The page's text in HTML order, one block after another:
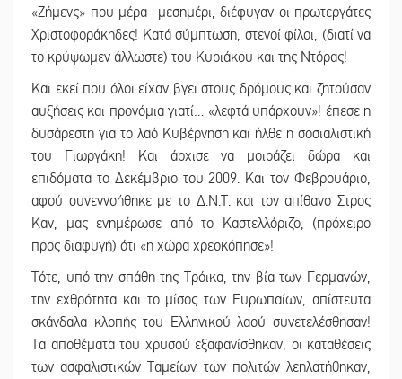
«Ζήμενς» που μέρα- μεσημέρι, διέφυγαν οι πρωτεργάτες
Χριστοφοράκηδες! Κατά σύμπτωση, στενοί φίλοι, (διατί να
το κρύψωμεν άλλωστε) του Κυριάκου και της Ντόρας!
Και εκεί που όλοι είχαν βγει στους δρόμους και ζητούσαν
αυξήσεις και προνόμια γιατί… «λεφτά υπάρχουν»! έπεσε η
δυσάρεστη για το λαό Κυβέρνηση και ήλθε η σοσιαλιστική
του Γιωργάκη! Και άρχισε να μοιράζει δώρα και
επιδόματα το Δεκέμβριο του 2009. Και τον Φεβρουάριο,
αφού συνεννοήθηκε με το Δ.Ν.Τ. και τον απίθανο Στρος
Καν, μας ενημέρωσε από το Καστελλόριζο, (πρόχειρο
προς διαφυγή) ότι «η χώρα χρεοκόπησε»!
Τότε, υπό την σπάθη της Τρόικα, την βία των Γερμανών,
την εχθρότητα και το μίσος των Ευρωπαίων, απίστευτα
σκάνδαλα κλοπής του Ελληνικού λαού συνετελέσθησαν!
Τα αποθέματα του χρυσού εξαφανίσθηκαν, οι καταθέσεις
των ασφαλιστικών Ταμείων των πολιτών λεηλατήθηκαν,